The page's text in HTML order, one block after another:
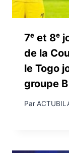
7ᵉ et 8ᵉ
de la
le Togo
groupe B
Par